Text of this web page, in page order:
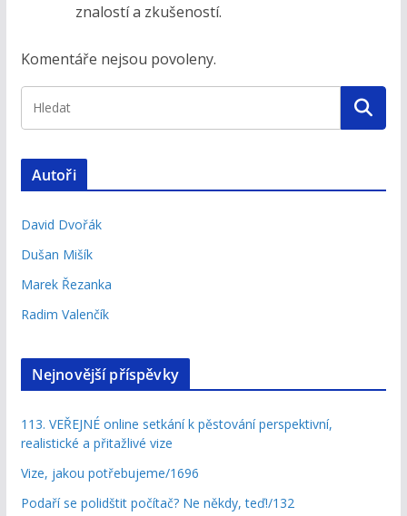
znalostí a zkušeností.
Komentáře nejsou povoleny.
Autoři
David Dvořák
Dušan Mišík
Marek Řezanka
Radim Valenčík
Nejnovější příspěvky
113. VEŘEJNÉ online setkání k pěstování perspektivní,
realistické a přitažlivé vize
Vize, jakou potřebujeme/1696
Podaří se polidštit počítač? Ne někdy, teď!/132